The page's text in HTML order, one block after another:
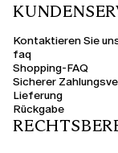
Kontaktieren Sie
faq
Shopping-FAQ
Sicherer
Lieferung
Rückgabe